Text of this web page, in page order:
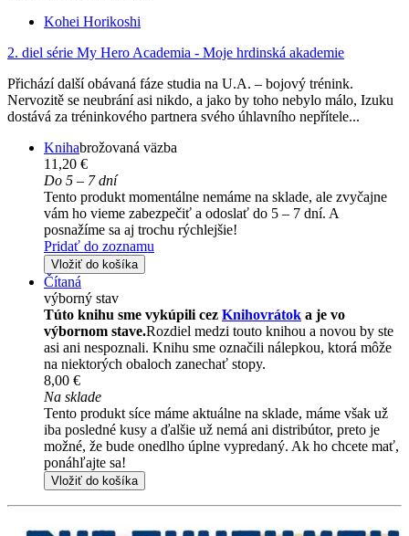
Kohei Horikoshi
2. diel série My Hero Academia - Moje hrdinská akademie
Přichází další obávaná fáze studia na U.A. – bojový trénink.
Nervozitě se neubrání asi nikdo, a jako by toho nebylo málo, Izuku
dostává za tréninkového partnera svého úhlavního nepřítele...
Knihabrožovaná väzba
11,20 €
Do 5 – 7 dní
Tento produkt momentálne nemáme na sklade, ale zvyčajne
vám ho vieme zabezpečiť a odoslať do 5 – 7 dní. A
posnažíme sa aj trochu rýchlejšie!
Pridať do zoznamu
Vložiť do košíka
Čítaná
výborný stav
Túto knihu sme vykúpili cez Knihovrátok a je vo
výbornom stave.Rozdiel medzi touto knihou a novou by ste
asi ani nespoznali. Knihu sme označili nálepkou, ktorá môže
na niektorých obaloch zanechať stopy.
8,00 €
Na sklade
Tento produkt síce máme aktuálne na sklade, máme však už
iba posledné kusy a ďalšie už nemá ani distribútor, preto je
možné, že bude onedlho úplne vypredaný. Ak ho chcete mať,
ponáhľajte sa!
Vložiť do košíka